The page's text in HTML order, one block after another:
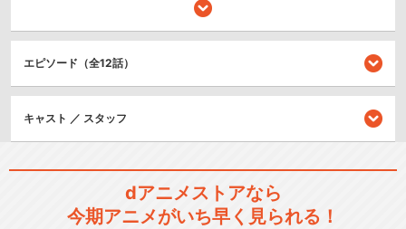
らず失意に沈むイリヤ。そんな彼女に対し、クロは突然双剣を手にイリ
シリーズ／関連のアニメ作品
Fate/stay night
エピソード（全12話）
キャスト ／ スタッフ
dアニメストアなら
今期アニメがいち早く見られる！